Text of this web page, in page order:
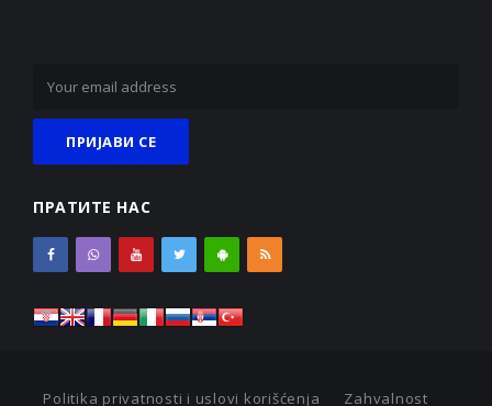
ПРАТИТЕ НАС
Politika privatnosti i uslovi korišćenja Zahvalnost